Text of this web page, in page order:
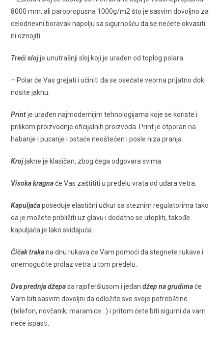
8000 mm, ali paropropusna 1000g/m2 što je sasvim dovoljno za
celodnevni boravak napolju sa sigurnošću da se nećete okvasiti
ni oznojiti.
Treći slojje unutrašnji sloj koji je urađen od toplog polara.
– Polar će Vas grejati i učiniti da se osećate veoma prijatno dok
nosite jaknu.
Printje urađen najmodernijim tehnologijama koje se koriste i
prilikom proizvodnje oficijalnih proizvoda. Print je otporan na
habanje i pucanje i ostaće neoštećen i posle niza pranja.
Krojjakne je klasičan, zbog čega odgovara svima.
Visoka kragnaće Vas zaštititi u predelu vrata od udara vetra.
Kapuljačaposeduje elastični učkur sa steznim regulatorima tako
da je možete približiti uz glavu i dodatno se utopliti, takođe
kapuljača je lako skidajuća.
Čičak trakana dnu rukava će Vam pomoći da stegnete rukave i
onemogućite prolaz vetra u tom predelu.
Dva prednja džepasa rajsferšlusom i jedan džep na grudimaće
Vam biti sasvim dovoljni da odložite sve svoje potrebštine
(telefon, novčanik, maramice…) i pritom ćete biti sigurni da vam
neće ispasti.